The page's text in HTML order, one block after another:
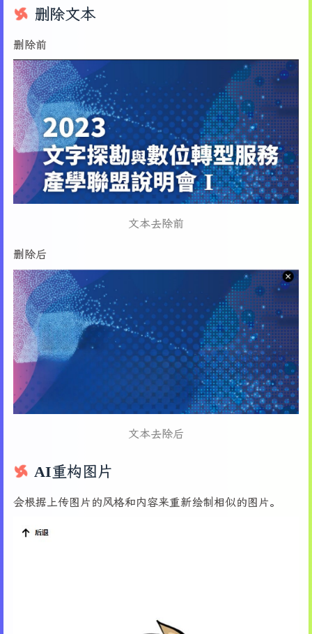
删除文本
删除前
文本去除前
删除后
文本去除后
AI重构图片
会根据上传图片的风格和内容来重新绘制相似的图片。